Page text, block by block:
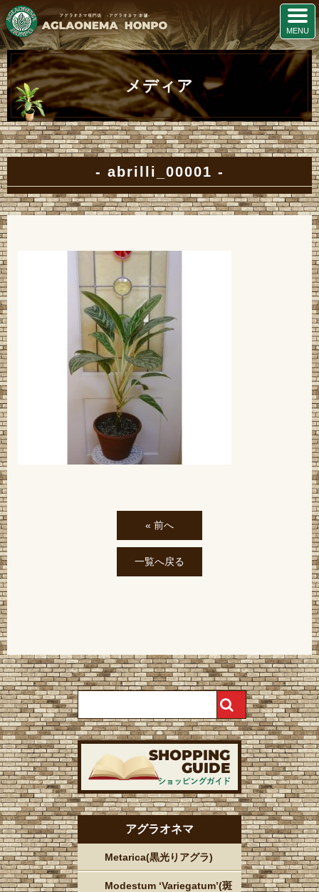
メディア
abrilli_00001
« 前へ
一覧へ戻る
アグラオネマ
Metarica(黒光りアグラ)
Modestum ‘Variegatum’(斑